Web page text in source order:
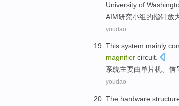
University of
AIM研究小组的指针放
youdao
This system mainly
magnifier circuit.
系统主要由单片机、 信
youdao
The hardware